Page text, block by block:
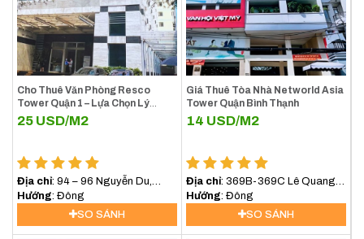
Premier Office bao nhiêu tiền?
Cho Thuê Văn Phòng Resco
Tower Quận 1 – Lựa Chọn Lý
Tưởng Cho Doanh Nghiệp Tại
Trung Tâm TP.HCM
25 USD/M2
Địa chỉ: 94 – 96 Nguyễn Du,
Phường Sài Gòn (Phường Bến
Nghé, Quận 1)
Hướng : Đông
SO SÁNH
Giá Thuê Tòa Nhà Networld Asia
Tower Quận Bình Thạnh
14 USD/M2
Địa chỉ: 369B-369C Lê Quang
Định, Phường Bình Lợi Trung,
(Bình Thạnh) TP.HCM
Hướng : Đông
SO SÁNH